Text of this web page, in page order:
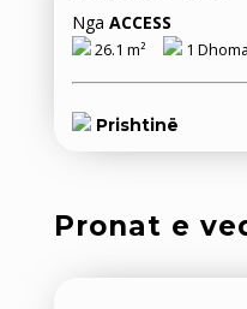
Nga ACCESS
26.1 m² 1 Dhoma
Prishtinë
Pronat e